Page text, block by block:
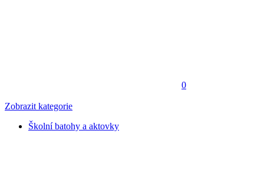
0
Zobrazit kategorie
Školní batohy a aktovky